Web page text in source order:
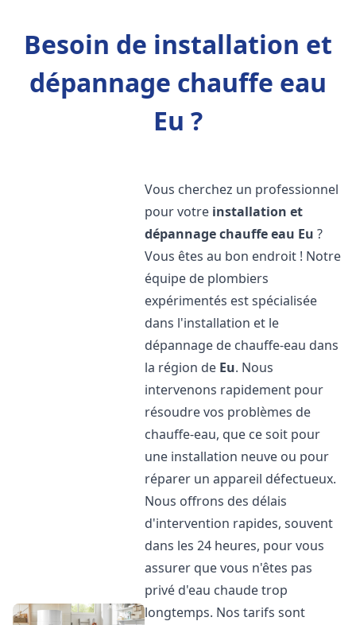
Besoin de installation et
dépannage chauffe eau
Eu ?
Vous cherchez un professionnel
pour votre installation et
dépannage chauffe eau Eu ?
Vous êtes au bon endroit ! Notre
équipe de plombiers
expérimentés est spécialisée
dans l'installation et le
dépannage de chauffe-eau dans
la région de Eu. Nous
intervenons rapidement pour
résoudre vos problèmes de
chauffe-eau, que ce soit pour
une installation neuve ou pour
réparer un appareil défectueux.
Nous offrons des délais
d'intervention rapides, souvent
dans les 24 heures, pour vous
assurer que vous n'êtes pas
privé d'eau chaude trop
longtemps. Nos tarifs sont